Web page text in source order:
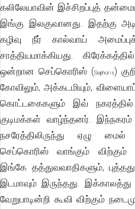
கலிலேயாவின் இச்சிறப்புத்
இங்கு இலகுவானது. இதற்கு
கழிவு நீர் கால்வாய்
சாத்தியமாக்கியது.
ஒன்றான செப்கொரிஸ் (Sephoris)
கோவிலும், அக்கடமியும்,
கொட்டகைகளும் இவ்
குடிமக்கள் வாழ்ந்தனர். இந்நகரம்
நசரேத்திலிருந்து ஏழு
செப்கொரிஸ் வாங்கும் விற்கும்
இங்கே தத்துவவாதிகளும்,
இடமாவும் இருந்தது.
வேறுபாடின்றி கூவி விற்கும்